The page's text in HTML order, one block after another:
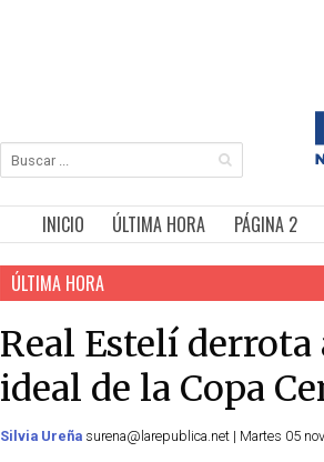
INICIO ÚLTIMA HORA PÁGINA 2
ÚLTIMA HORA
Real Estelí derrota
ideal de la Copa
Silvia Ureña surena@larepublica.net | Martes 05